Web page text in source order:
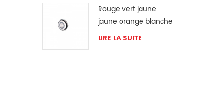
Rouge vert jaune
jaune orange blanche
bouton LED Bague
LIRE LA SUITE